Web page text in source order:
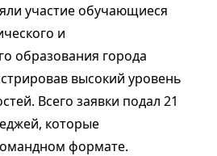
участие обучающиеся
и
образования города
высокий уровень
Всего заявки подал 21
которые
формате.